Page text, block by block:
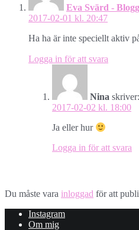
Eva Svärd -
2017-02-01 kl. 20:47
Ha ha är inte speciellt aktiv
Logga in för att svara
Nina skriver:
2017-02-02 kl. 18:00
Ja eller hur
Logga in för att svara
Du måste vara inloggad för att
Instagram
Om mig